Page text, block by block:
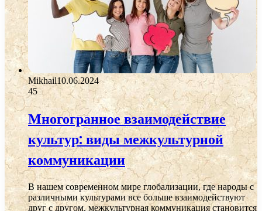
Mikhail10.06.2024
45
Многогранное взаимодействие
культур: виды межкультурной
коммуникации
В нашем современном мире глобализации, где народы с
различными культурами все больше взаимодействуют
друг с другом, межкультурная коммуникация становится